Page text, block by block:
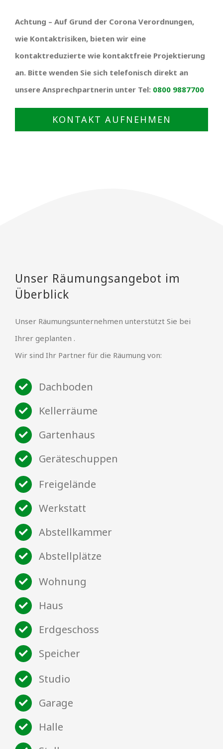
Achtung – Auf Grund der Corona Verordnungen,
wie Kontaktrisiken, bieten wir eine
kontaktreduzierte wie kontaktfreie Projektierung
an. Bitte wenden Sie sich telefonisch direkt an
unsere Ansprechpartnerin unter Tel: 0800 9887700
KONTAKT AUFNEHMEN
Unser Räumungsangebot im
Überblick
Unser Räumungsunternehmen unterstützt Sie bei
Ihrer geplanten .
Wir sind Ihr Partner für die Räumung von:
Dachboden
Kellerräume
Gartenhaus
Geräteschuppen
Freigelände
Werkstatt
Abstellkammer
Abstellplätze
Wohnung
Haus
Erdgeschoss
Speicher
Studio
Garage
Halle